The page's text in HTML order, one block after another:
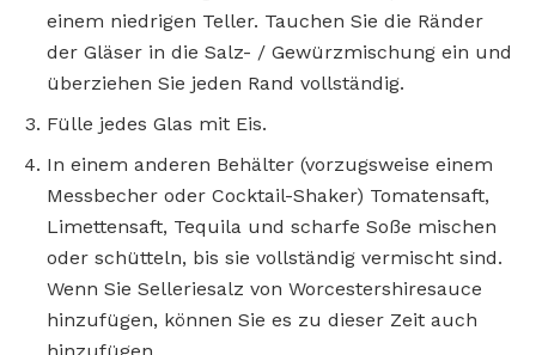
einem niedrigen Teller. Tauchen Sie die Ränder
der Gläser in die Salz- / Gewürzmischung ein und
überziehen Sie jeden Rand vollständig.
Fülle jedes Glas mit Eis.
In einem anderen Behälter (vorzugsweise einem
Messbecher oder Cocktail-Shaker) Tomatensaft,
Limettensaft, Tequila und scharfe Soße mischen
oder schütteln, bis sie vollständig vermischt sind.
Wenn Sie Selleriesalz von Worcestershiresauce
hinzufügen, können Sie es zu dieser Zeit auch
hinzufügen.